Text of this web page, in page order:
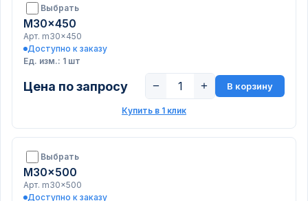
Выбрать
M30x450
Арт. m30x450
Доступно к заказу
Ед. изм.: 1 шт
Цена по запросу − + В корзину
Купить в 1 клик
Выбрать
M30x500
Арт. m30x500
Доступно к заказу